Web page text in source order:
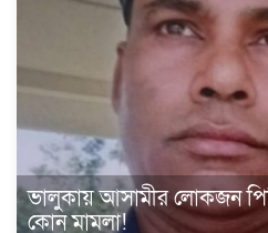
ভালুকায় আসামীর লোকজন
কোন মামলা!